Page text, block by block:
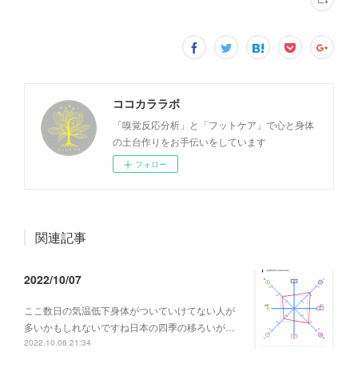
ココカララボ
「嗅覚反応分析」と「フットケア」で心と身体
の土台作りをお手伝いをしています
フォロー
関連記事
2022/10/07
ここ数日の気温低下身体がついていけてない人が
多いかもしれないですね日本の四季の移ろいが…
2022.10.06 21:34